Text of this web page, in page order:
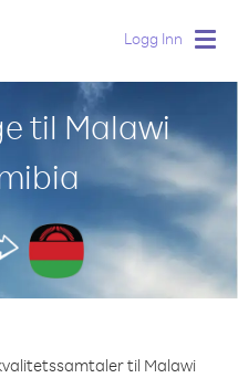
Logg Inn
til Malawi
til Malawi